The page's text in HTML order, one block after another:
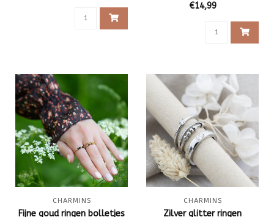
€14,99
CHARMINS
Fijne goud ringen bolletjes
CHARMINS
Zilver glitter ringen